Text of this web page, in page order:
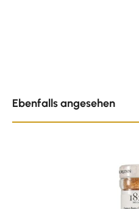
Ebenfalls angesehen